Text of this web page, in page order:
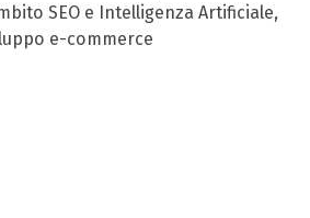
SEO e Intelligenza Artificiale,
e-commerce